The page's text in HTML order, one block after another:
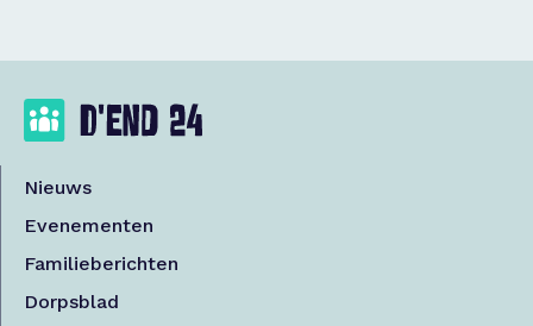
Nieuws
Evenementen
Familieberichten
Dorpsblad